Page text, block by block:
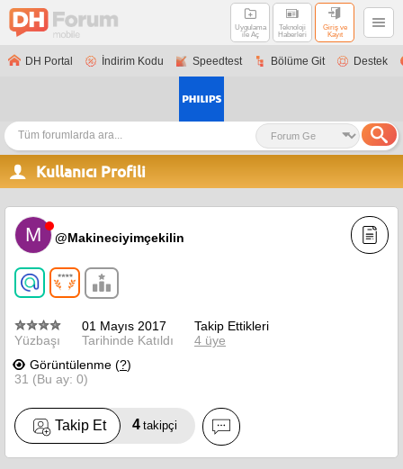
Uygulama
ile Aç
Teknoloji
Haberleri
Giriş ve
Kayıt
DH Portal İndirim Kodu Speedtest Bölüme Git Destek
Kullanıcı Profili
M @Makineciyimçekilin
Yüzbaşı
01 Mayıs 2017
Tarihinde Katıldı
Takip Ettikleri
4 üye
Görüntülenme (?)
31 (Bu ay: 0)
Takip Et 4 takipçi